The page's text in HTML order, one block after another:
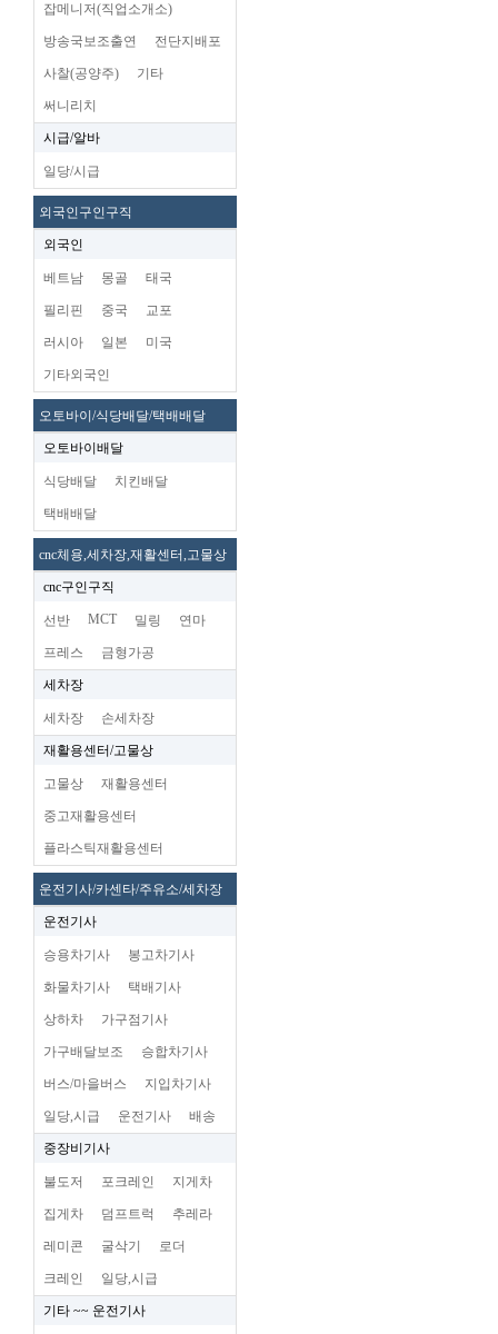
잡메니저(직업소개소)
방송국보조출연 전단지배포
사찰(공양주) 기타
써니리치
시급/알바
일당/시급
외국인구인구직
외국인
베트남 몽골 태국
필리핀 중국 교포
러시아 일본 미국
기타외국인
오토바이/식당배달/택배배달
오토바이배달
식당배달 치킨배달
택배배달
cnc체용,세차장,재활센터,고물상
cnc구인구직
선반 MCT 밀링 연마
프레스 금형가공
세차장
세차장 손세차장
재활용센터/고물상
고물상 재활용센터
중고재활용센터
플라스틱재활용센터
운전기사/카센타/주유소/세차장
운전기사
승용차기사 봉고차기사
화물차기사 택배기사
상하차 가구점기사
가구배달보조 승합차기사
버스/마을버스 지입차기사
일당,시급 운전기사 배송
중장비기사
불도저 포크레인 지게차
집게차 덤프트럭 추레라
레미콘 굴삭기 로더
크레인 일당,시급
기타 ~~ 운전기사